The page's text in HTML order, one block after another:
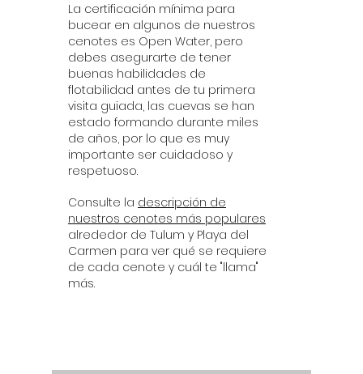
La certificación mínima para
bucear en algunos de nuestros
cenotes es Open Water, pero
debes asegurarte de tener
buenas habilidades de
flotabilidad antes de tu primera
visita guiada, las cuevas se han
estado formando durante miles
de años, por lo que es muy
importante ser cuidadoso y
respetuoso.
Consulte la descripción de
nuestros cenotes más populares
alrededor de Tulum y Playa del
Carmen para ver qué se requiere
de cada cenote y cuál te "llama"
más.